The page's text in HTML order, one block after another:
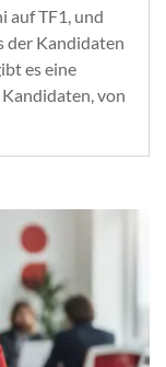
auf TF1, und
der Kandidaten
es eine
von